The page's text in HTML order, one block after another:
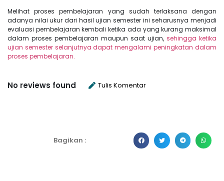
Melihat proses pembelajaran yang sudah terlaksana dengan
adanya nilai ukur dari hasil ujian semester ini seharusnya menjadi
evaluasi pembelajaran kembali ketika ada yang kurang maksimal
dalam proses pembelajaran maupun saat ujian, sehingga ketika
ujian semester selanjutnya dapat mengalami peningkatan dalam
proses pembelajaran.
No reviews found Tulis Komentar
Bagikan :